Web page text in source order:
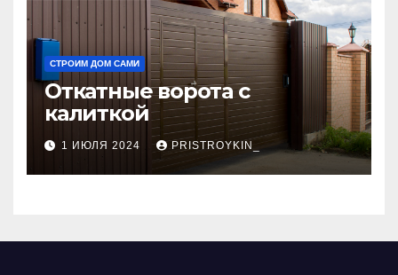
СТРОИМ ДОМ САМИ
Откатные ворота с
калиткой
1 ИЮЛЯ 2024 PRISTROYKIN_